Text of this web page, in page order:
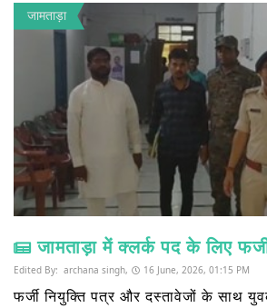
जामताड़ा
जामताड़ा में क्लर्क पद के लिए
Edited By: archana singh, 16 June, 2026, 01:15 PM
फर्जी नियुक्ति पत्र और दस्तावेजों के साथ